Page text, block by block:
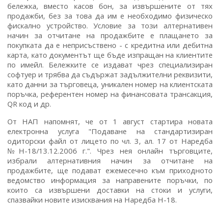
бележка, вместо касов бон, за извършените от тях
продажби, без за това да им е необходимо физическо
фискално устройство. Условие за този алтернативен
начин за отчитане на продажбите е плащането за
покупката да е неприсъствено - с кредитна или дебитна
карта, като документът ще бъде изпращан на клиентите
по имейл. Бележките се издават чрез специализиран
софтуер и трябва да съдържат задължителни реквизити,
като данни за търговеца, уникален номер на клиентската
поръчка, референтен номер на финансовата трансакция,
QR код и др.
От НАП напомнят, че от 1 август стартира новата
електронна услуга "Подаване на стандартизиран
одиторски файл от лицето по чл. 3, ал. 17 от Наредба
№Н-18/13.12.2006 г.". Чрез нея онлайн търговците,
избрали алтернативния начин за отчитане на
продажбите, ще подават ежемесечно към приходното
ведомство информация за направените поръчки, по
които са извършени доставки на стоки и услуги,
спазвайки новите изисквания на Наредба Н-18.